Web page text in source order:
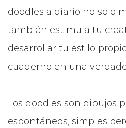
doodles a diario no solo
también estimula tu
desarrollar tu estilo
cuaderno en una
Los doodles son dibujos
espontáneos, simples